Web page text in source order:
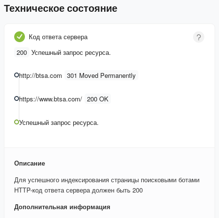
Техническое состояние
Код ответа сервера
200 Успешный запрос ресурса.
http://btsa.com 301 Moved Permanently
https://www.btsa.com/ 200 OK
Успешный запрос ресурса.
Описание
Для успешного индексирования страницы поисковыми ботами
HTTP-код ответа сервера должен быть 200
Дополнительная информация